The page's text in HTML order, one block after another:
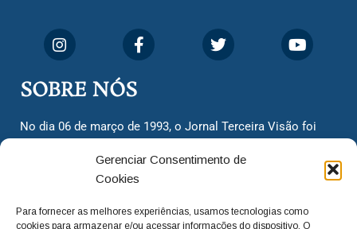
Gerenciar Consentimento de
Cookies
Para fornecer as melhores experiências, usamos tecnologias como
cookies para armazenar e/ou acessar informações do dispositivo. O
SOBRE NÓS
No dia 06 de março de 1993, o Jornal Terceira Visão foi
cidadãos valinhenses, já que naquela época só existiam
dois jornais. Há mais de 30 anos, o jornal continua
com o foco de trazer as melhores notícias. Nunca